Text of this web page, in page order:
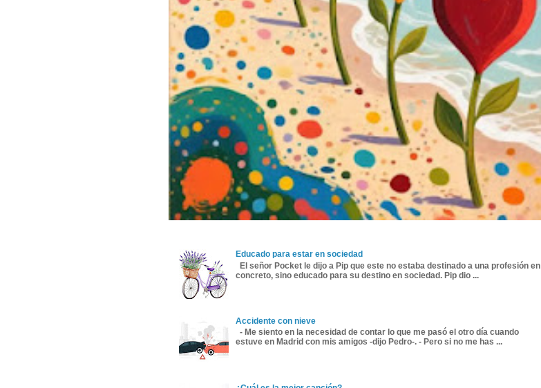
Educado para estar en sociedad
El señor Pocket le dijo a Pip que este no estaba destinado a una profesión en
concreto, sino educado para su destino en sociedad. Pip dio ...
Accidente con nieve
- Me siento en la necesidad de contar lo que me pasó el otro día cuando
estuve en Madrid con mis amigos -dijo Pedro-. - Pero si no me has ...